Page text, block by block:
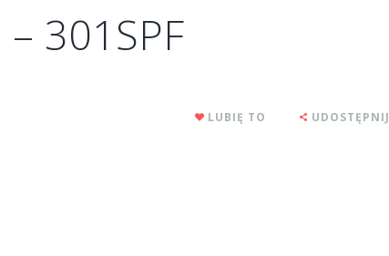
301SPF
LUBIĘ TO UDOSTĘPNIJ